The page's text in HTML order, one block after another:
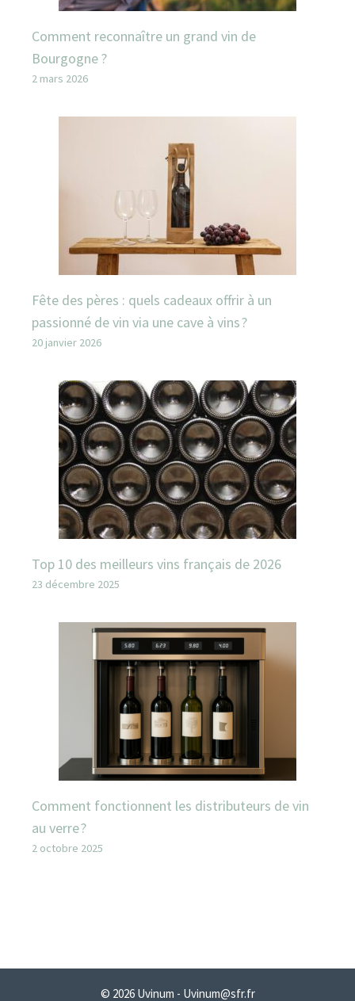
Comment reconnaître un grand vin de
Bourgogne ?
2 mars 2026
Fête des pères : quels cadeaux offrir à un
passionné de vin via une cave à vins ?
20 janvier 2026
Top 10 des meilleurs vins français de 2026
23 décembre 2025
Comment fonctionnent les distributeurs de vin
au verre ?
2 octobre 2025
© 2026 Uvinum - Uvinum@sfr.fr